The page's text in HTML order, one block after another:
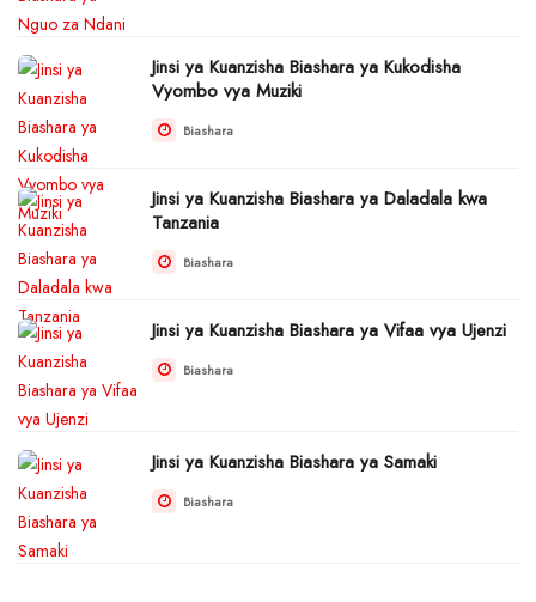
Jinsi ya Kuanzisha Biashara ya Kukodisha
Vyombo vya Muziki
Biashara
Jinsi ya Kuanzisha Biashara ya Daladala kwa
Tanzania
Biashara
Jinsi ya Kuanzisha Biashara ya Vifaa vya Ujenzi
Biashara
Jinsi ya Kuanzisha Biashara ya Samaki
Biashara